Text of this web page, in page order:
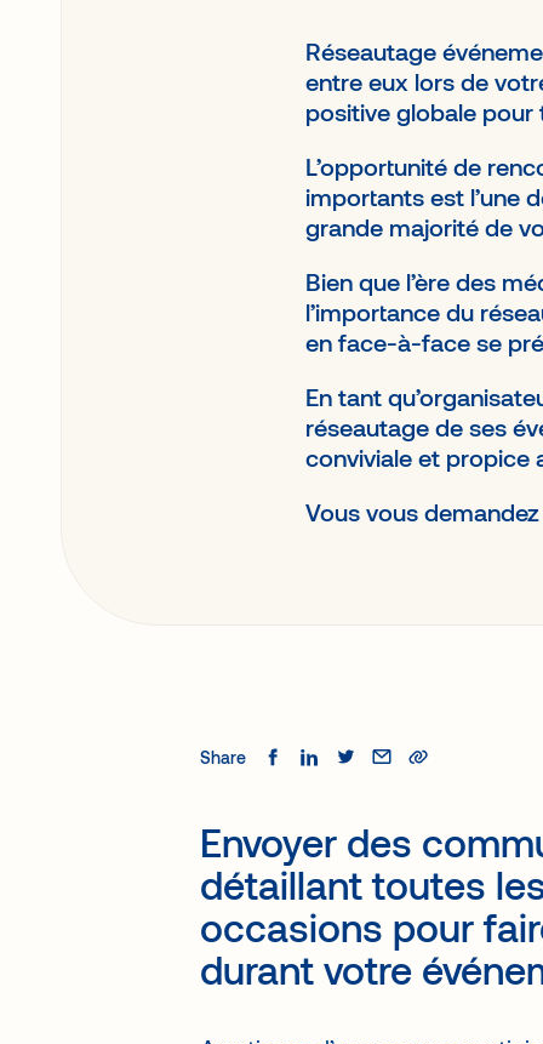
Réseautage
entre eux lors de
L’opportunité de
importants est l’une
Bien que l’ère des
l’importance du
En tant
réseautage de ses
Envoyer des
détaillant toutes
occasions pour
durant votre